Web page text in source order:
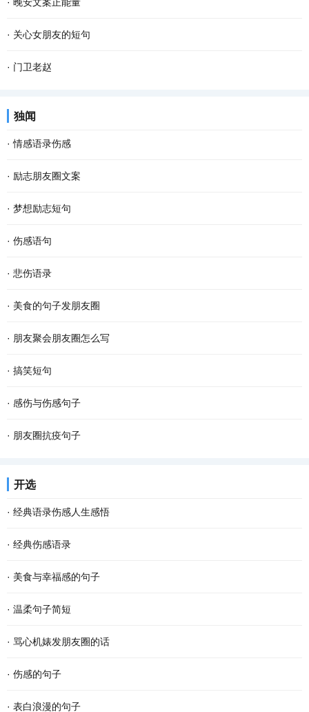
· 关心女朋友的短句
· 门卫老赵
独闻
·情感语录伤感
· 励志朋友圈文案
· 梦想励志短句
· 伤感语句
· 悲伤语录
· 美食的句子发朋友圈
· 朋友聚会朋友圈怎么写
· 搞笑短句
· 感伤与伤感句子
· 朋友圈抗疫句子
开选
· 经典语录伤感人生感悟
· 经典伤感语录
· 美食与幸福感的句子
· 温柔句子简短
· 骂心机婊发朋友圈的话
· 伤感的句子
· 表白浪漫的句子